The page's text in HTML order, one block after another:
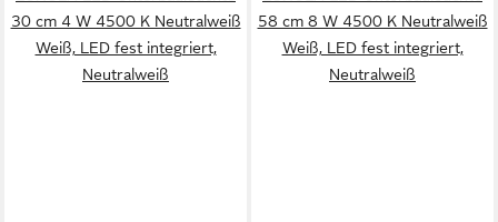
30 cm 4 W 4500 K Neutralweiß
Weiß, LED fest integriert,
Neutralweiß
58 cm 8 W 4500 K Neutralweiß
Weiß, LED fest integriert,
Neutralweiß